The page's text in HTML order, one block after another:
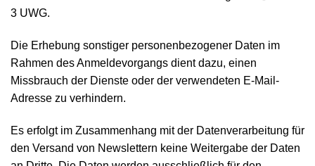
3 UWG.
Die Erhebung sonstiger personenbezogener Daten im
Rahmen des Anmeldevorgangs dient dazu, einen
Missbrauch der Dienste oder der verwendeten E-Mail-
Adresse zu verhindern.
Es erfolgt im Zusammenhang mit der Datenverarbeitung für
den Versand von Newslettern keine Weitergabe der Daten